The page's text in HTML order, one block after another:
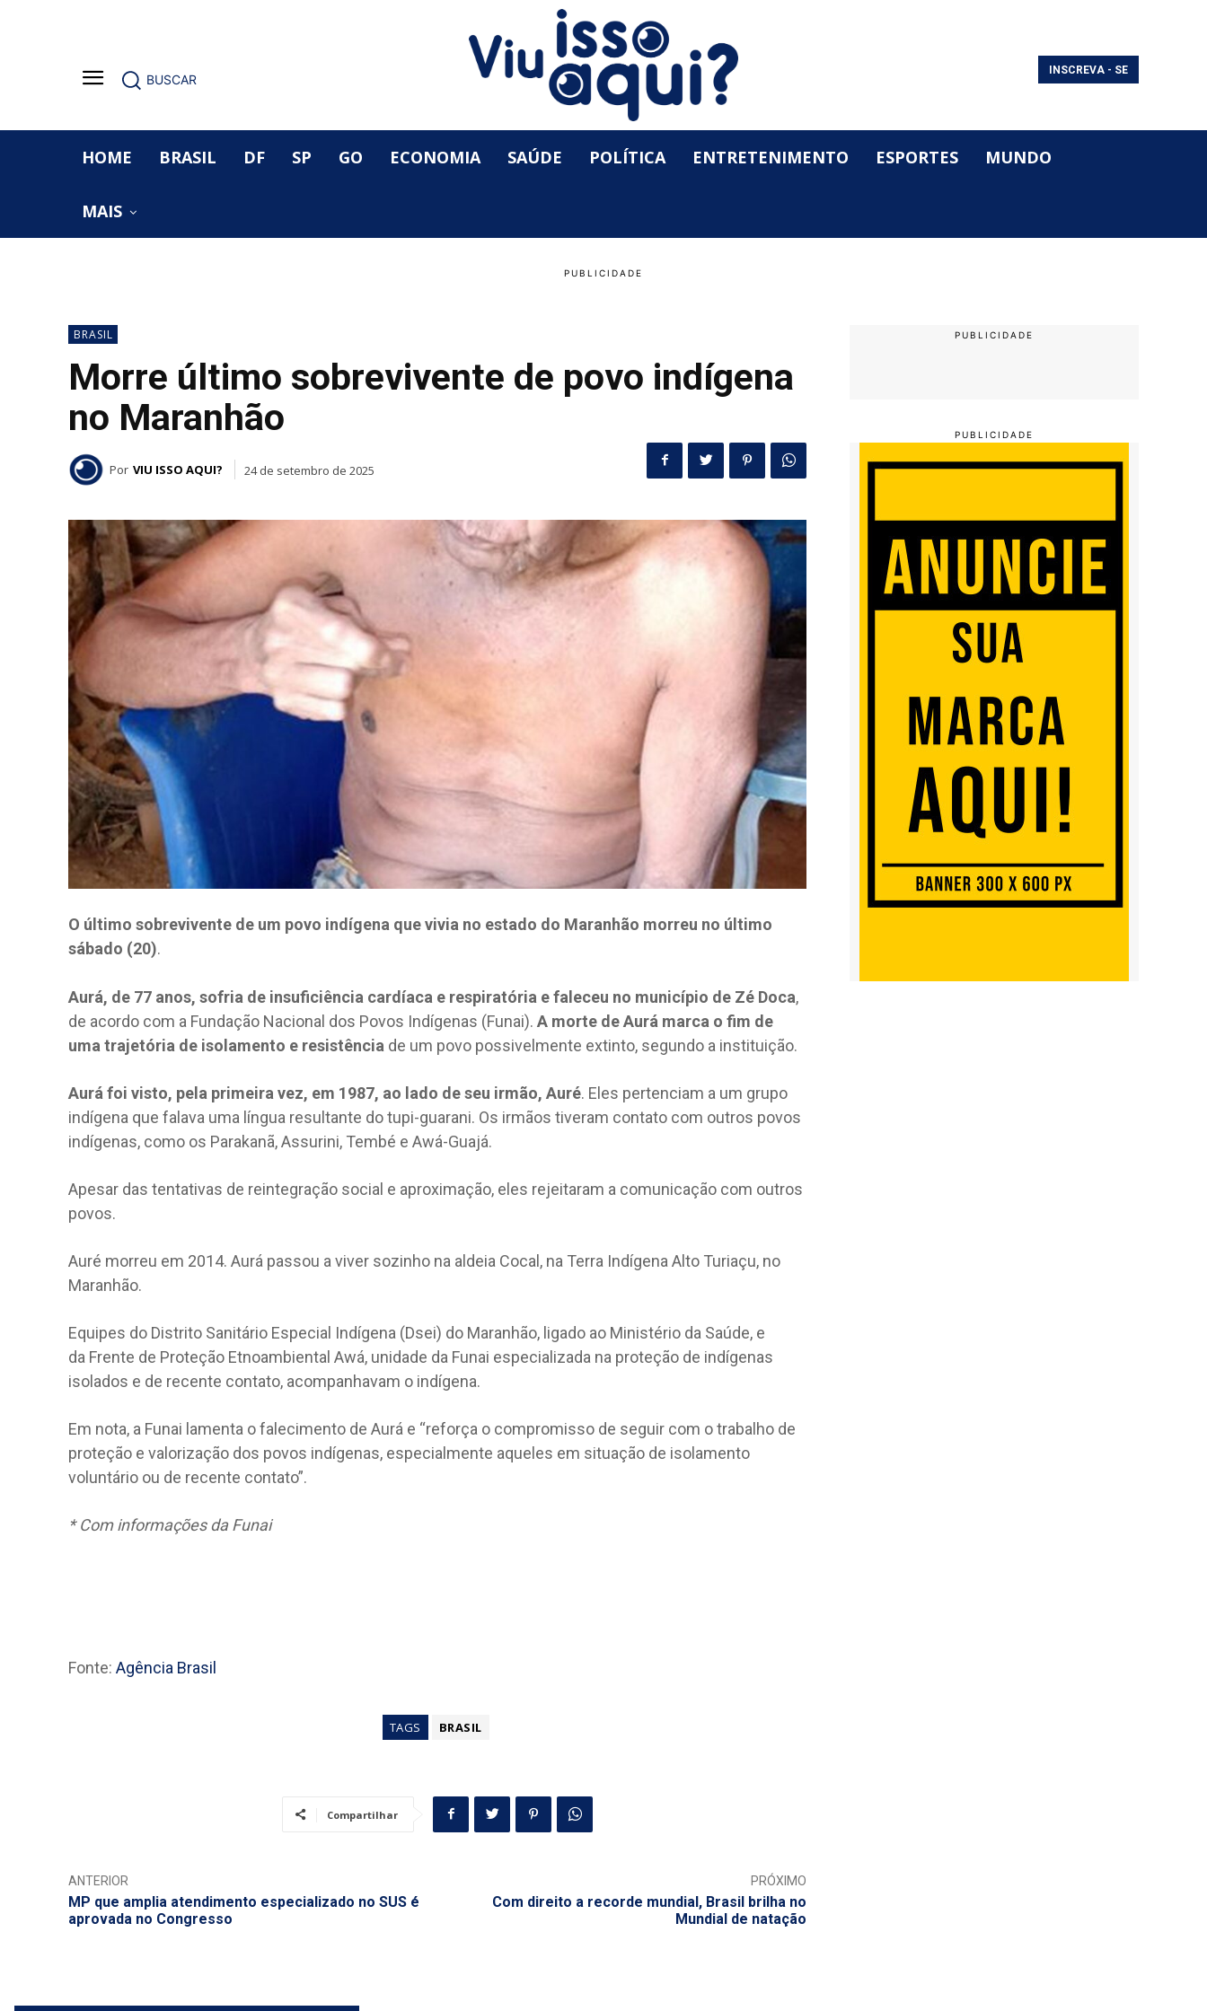
BUSCAR
INSCREVA - SE
HOME BRASIL DF SP GO ECONOMIA SAÚDE POLÍTICA ENTRETENIMENTO ESPORTES MUNDO
MAIS
BRASIL
Morre último sobrevivente de povo indígena
no Maranhão
Por VIU ISSO AQUI? 24 de setembro de 2025
O último sobrevivente de um povo indígena que vivia no estado do Maranhão morreu no último
sábado (20).
Aurá, de 77 anos, sofria de insuficiência cardíaca e respiratória e faleceu no município de Zé Doca,
de acordo com a Fundação Nacional dos Povos Indígenas (Funai). A morte de Aurá marca o fim de
uma trajetória de isolamento e resistência de um povo possivelmente extinto, segundo a instituição.
Aurá foi visto, pela primeira vez, em 1987, ao lado de seu irmão, Auré. Eles pertenciam a um grupo
indígena que falava uma língua resultante do tupi-guarani. Os irmãos tiveram contato com outros povos
indígenas, como os Parakanã, Assurini, Tembé e Awá-Guajá.
Apesar das tentativas de reintegração social e aproximação, eles rejeitaram a comunicação com outros
povos.
Auré morreu em 2014. Aurá passou a viver sozinho na aldeia Cocal, na Terra Indígena Alto Turiaçu, no
Maranhão.
Equipes do Distrito Sanitário Especial Indígena (Dsei) do Maranhão, ligado ao Ministério da Saúde, e
da Frente de Proteção Etnoambiental Awá, unidade da Funai especializada na proteção de indígenas
isolados e de recente contato, acompanhavam o indígena.
Em nota, a Funai lamenta o falecimento de Aurá e “reforça o compromisso de seguir com o trabalho de
proteção e valorização dos povos indígenas, especialmente aqueles em situação de isolamento
voluntário ou de recente contato”.
* Com informações da Funai
Fonte: Agência Brasil
TAGS BRASIL
Compartilhar
ANTERIOR
MP que amplia atendimento especializado no SUS é
aprovada no Congresso
PRÓXIMO
Com direito a recorde mundial, Brasil brilha no
Mundial de natação